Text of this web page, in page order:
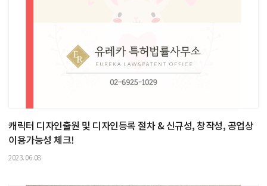
캐릭터 디자인출원 및 디자인등록 절차 & 신규성, 창작성, 공업상
이용가능성 체크!
2023.06.08